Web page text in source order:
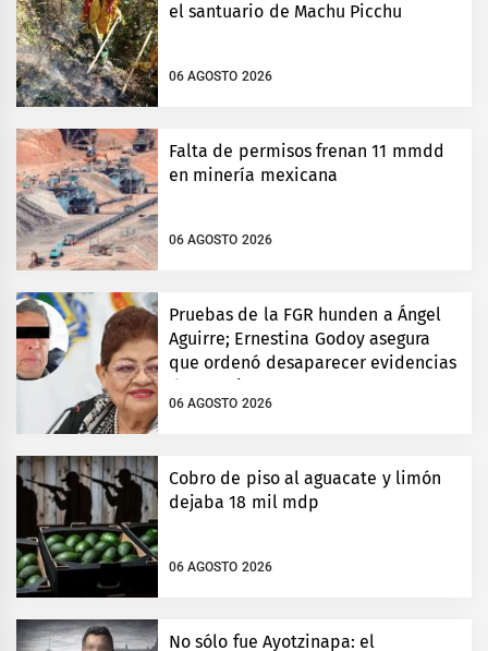
el santuario de Machu Picchu
06 AGOSTO 2026
Falta de permisos frenan 11 mmdd
en minería mexicana
06 AGOSTO 2026
Pruebas de la FGR hunden a Ángel
Aguirre; Ernestina Godoy asegura
que ordenó desaparecer evidencias
de Ayotzinapa
06 AGOSTO 2026
Cobro de piso al aguacate y limón
dejaba 18 mil mdp
06 AGOSTO 2026
No sólo fue Ayotzinapa: el